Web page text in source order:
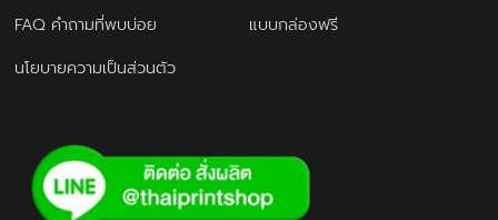
FAQ คำถามที่พบบ่อย
แบบกล่องฟรี
นโยบายความเป็นส่วนตัว